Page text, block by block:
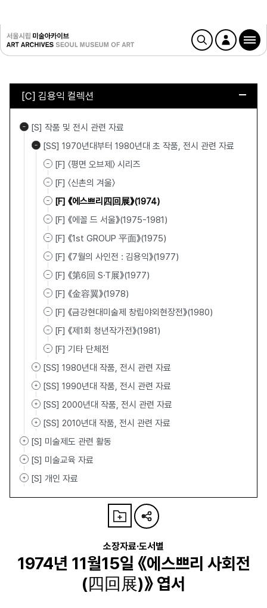
[C] 김용익 컬렉션
[S] 작품 및 전시 관련 자료
[SS] 1970년대부터 1980년대 초 작품, 전시 관련 자료
[F] 〈평면 오브제〉 시리즈
[F] 〈신촌의 겨울〉
[F] 《에스쁘리四回展》(1974)
[F] 《에꼴 드 서울》(1975-1981)
[F] 《1st GROUP 平面》(1975)
[F] 《7월의 사인전 : 김용익》(1977)
[F] 《第6回 S·T展》(1977)
[F] 《金容翼》(1978)
[F] 《금강현대미술제 창립야외현장전》(1980)
[F] 《제1회 청년작가전》(1981)
[F] 기타 단체전
[SS] 1980년대 작품, 전시 관련 자료
[SS] 1990년대 작품, 전시 관련 자료
[SS] 2000년대 작품, 전시 관련 자료
[SS] 2010년대 작품, 전시 관련 자료
[S] 미술제도 관련 활동
[S] 미술교육 자료
[S] 개인 자료
소장자료·도서별
1974년 11월15일 《에스쁘리 사회전
(四回展)》 엽서